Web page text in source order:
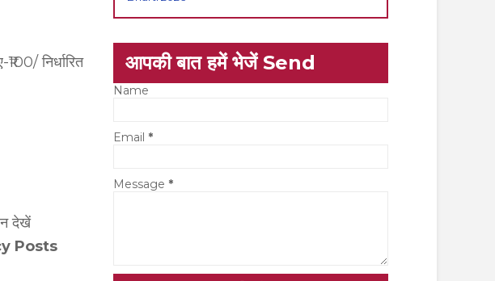
निर्धारित
देखें
Posts
आपकी बात हमें भेजें Send
Name
Email *
Message *